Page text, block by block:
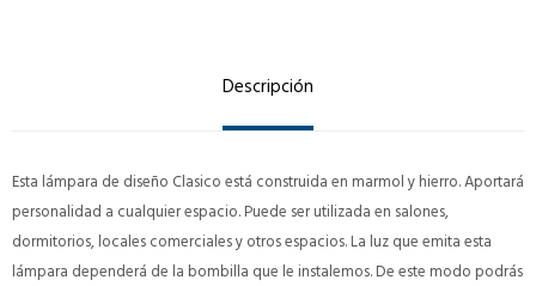
Descripción
Esta lámpara de diseño Clasico está construida en marmol y hierro. Aportará
personalidad a cualquier espacio. Puede ser utilizada en salones,
dormitorios, locales comerciales y otros espacios. La luz que emita esta
lámpara dependerá de la bombilla que le instalemos. De este modo podrás